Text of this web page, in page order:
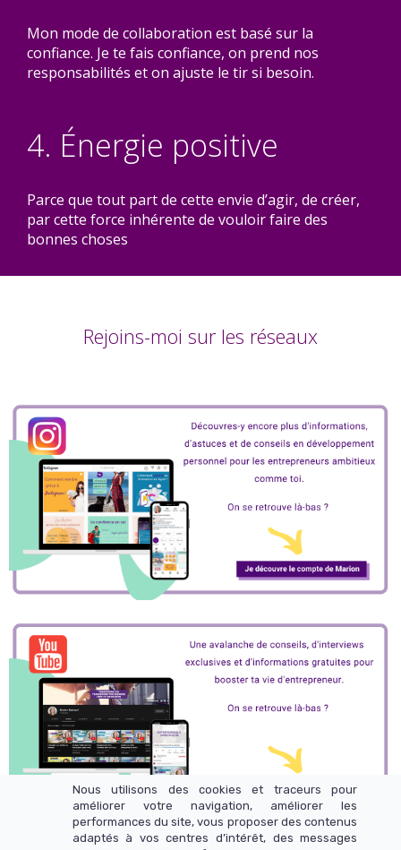
Mon mode de collaboration est basé sur la
confiance. Je te fais confiance, on prend nos
responsabilités et on ajuste le tir si besoin.
4. Énergie positive
Parce que tout part de cette envie d’agir, de créer,
par cette force inhérente de vouloir faire des
bonnes choses
Rejoins-moi sur les réseaux
Nous utilisons des cookies et traceurs pour
améliorer votre navigation, améliorer les
performances du site, vous proposer des contenus
adaptés à vos centres d’intérêt, des messages